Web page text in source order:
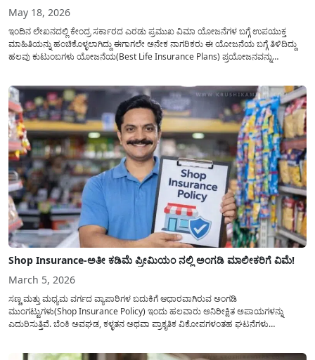
May 18, 2026
ಇಂದಿನ ಲೇಖನದಲ್ಲಿ ಕೇಂದ್ರ ಸರ್ಕಾರದ ಎರಡು ಪ್ರಮುಖ ವಿಮಾ ಯೋಜನೆಗಳ ಬಗ್ಗೆ ಉಪಯುಕ್ತ
ಮಾಹಿತಿಯನ್ನು ಹಂಚಿಕೊಳ್ಳಲಾಗಿದ್ದು ಈಗಾಗಲೇ ಅನೇಕ ನಾಗರಿಕರು ಈ ಯೋಜನೆಯ ಬಗ್ಗೆ ತಿಳಿದಿದ್ದು
ಹಲವು ಕುಟುಂಬಗಳು ಯೋಜನೆಯ(Best Life Insurance Plans) ಪ್ರಯೋಜನವನ್ನು
Shop Insurance-ಅತೀ ಕಡಿಮೆ ಪ್ರೀಮಿಯಂ ನಲ್ಲಿ ಅಂಗಡಿ ಮಾಲೀಕರಿಗೆ ವಿಮೆ!
March 5, 2026
ಸಣ್ಣ ಮತ್ತು ಮಧ್ಯಮ ವರ್ಗದ ವ್ಯಾಪಾರಿಗಳ ಬದುಕಿಗೆ ಆಧಾರವಾಗಿರುವ ಅಂಗಡಿ
ಮುಂಗಟ್ಟುಗಳು(Shop Insurance Policy) ಇಂದು ಹಲವಾರು ಅನಿರೀಕ್ಷಿತ ಅಪಾಯಗಳನ್ನು
ಎದುರಿಸುತ್ತಿವೆ. ಬೆಂಕಿ ಅವಘಡ, ಕಳ್ಳತನ ಅಥವಾ ಪ್ರಾಕೃತಿಕ ವಿಕೋಪಗಳಂತಹ ಘಟನೆಗಳು